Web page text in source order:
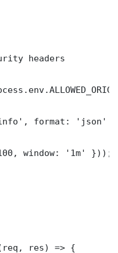
headers
format: 'json'
window: '1m' }));
res) => {